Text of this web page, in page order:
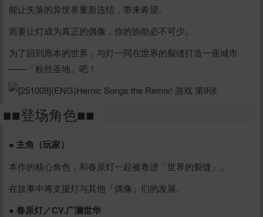
能让失落的异世界重新连结，带来希望。
而要让灯成为真正的偶像，你的协助必不可少。
为了回到原本的世界，与灯一同在世界的裂缝打造一座城市
——「粉丝圣地」吧！
■■登场角色■■
● 主角（玩家）
本作的核心角色，和春原灯一起被卷进「世界的裂缝」。
在故事中将支援灯与其他「偶像」们的发展。
● 春原灯／CV.广濑世华